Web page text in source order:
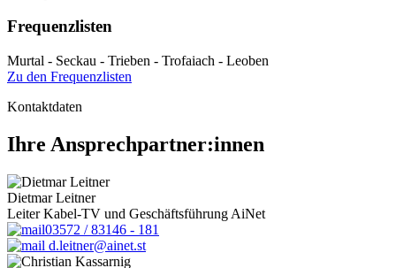
Frequenzlisten
Murtal - Seckau - Trieben - Trofaiach - Leoben
Zu den Frequenzlisten
Kontaktdaten
Ihre Ansprechpartner:innen
Dietmar Leitner
Leiter Kabel-TV und Geschäftsführung AiNet
03572 / 83146 - 181
d.leitner@ainet.st